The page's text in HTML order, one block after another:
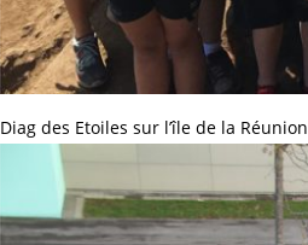
Diag des Etoiles sur l’île de la Réunion